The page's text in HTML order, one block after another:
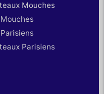
Mouches
Parisiens